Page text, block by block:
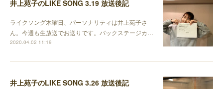
井上苑子のLIKE SONG 3.19 放送後記
ライクソング木曜日、パーソナリティは井上苑子さ
ん。今週も生放送でお送りです。バックステージカ…
2020.04.02 11:19
井上苑子のLIKE SONG 3.26 放送後記